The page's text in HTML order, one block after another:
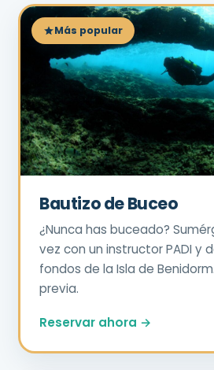
Más popular
Bautizo de Buceo
¿Nunca has buceado?
vez con un instructor PADI y
fondos de la Isla de
previa.
Reservar ahora →